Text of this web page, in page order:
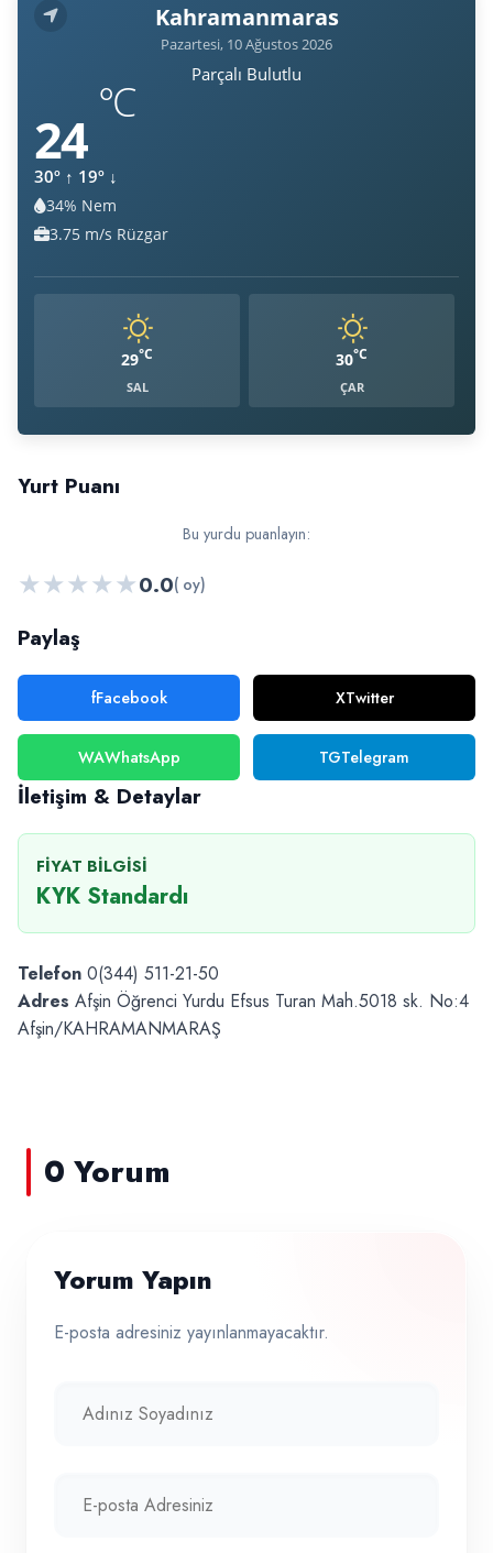
Kahramanmaras
Pazartesi, 10 Ağustos 2026
Parçalı Bulutlu
24
°C
30º ↑ 19º ↓
Nem:
34% Nem
Rüzgar:
3.75 m/s Rüzgar
29°C
SAL
30°C
ÇAR
Yurt Puanı
Bu yurdu puanlayın:
★★★★★0.0( oy)
Paylaş
fFacebook XTwitter
WAWhatsApp TGTelegram
İletişim & Detaylar
FIYAT BILGISI
KYK Standardı
Telefon 0(344) 511-21-50
Adres Afşin Öğrenci Yurdu Efsus Turan Mah.5018 sk. No:4
Afşin/KAHRAMANMARAŞ
0 Yorum
Yorum Yapın
E-posta adresiniz yayınlanmayacaktır.